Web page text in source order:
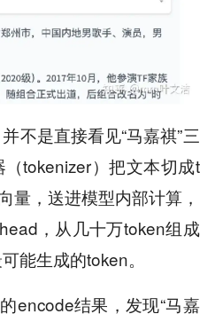
不是直接看见“马嘉祺”三
tokenizer）把文本切成t
量，送进模型内部计算，
，从几十万token组成
能生成的token。
encode结果，发现“马嘉